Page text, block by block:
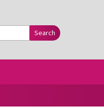
Search